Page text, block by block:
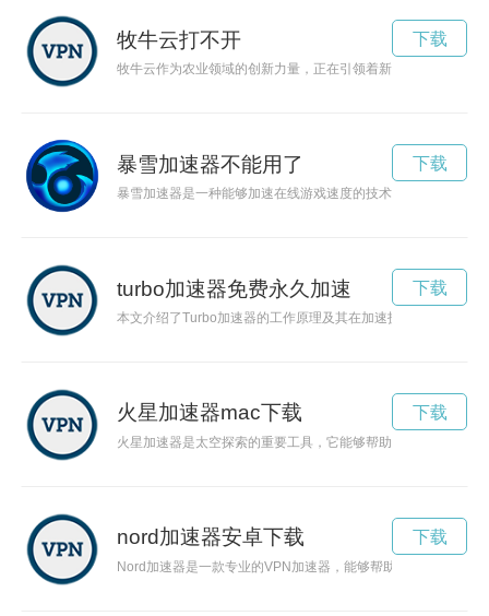
牧牛云打不开
牧牛云作为农业领域的创新力量，正在引领着新一轮农业产业
下载
暴雪加速器不能用了
暴雪加速器是一种能够加速在线游戏速度的技术工具，为游戏
下载
turbo加速器免费永久加速
本文介绍了Turbo加速器的工作原理及其在加速技术领域的重
下载
火星加速器mac下载
火星加速器是太空探索的重要工具，它能够帮助探索人类到达
下载
nord加速器安卓下载
Nord加速器是一款专业的VPN加速器，能够帮助用户加快网络
下载